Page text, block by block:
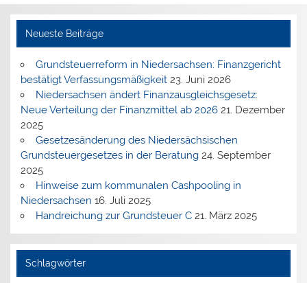
Neueste Beiträge
Grundsteuerreform in Niedersachsen: Finanzgericht
bestätigt Verfassungsmäßigkeit 23. Juni 2026
Niedersachsen ändert Finanzausgleichsgesetz:
Neue Verteilung der Finanzmittel ab 2026 21. Dezember
2025
Gesetzesänderung des Niedersächsischen
Grundsteuergesetzes in der Beratung 24. September
2025
Hinweise zum kommunalen Cashpooling in
Niedersachsen 16. Juli 2025
Handreichung zur Grundsteuer C 21. März 2025
Schlagwörter